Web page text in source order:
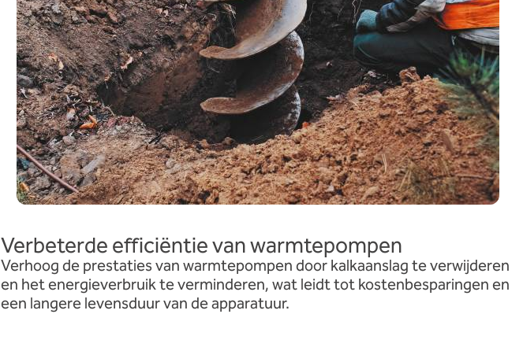
Verbeterde efficiëntie van warmtepompen
Verhoog de prestaties van warmtepompen door kalkaanslag te verwijderen
en het energieverbruik te verminderen, wat leidt tot kostenbesparingen en
een langere levensduur van de apparatuur.